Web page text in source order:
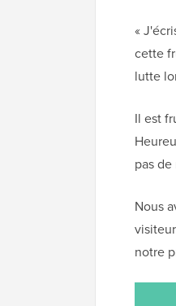
«
cette
lutte
Il est
pas
Nous
notre